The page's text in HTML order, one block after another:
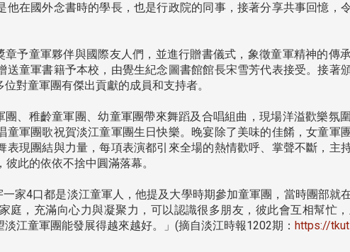
他在國外念書時的學長，也是行政院的同事，接著分享共事回憶，
予童軍夥伴與國際友人們，並進行贈書儀式，象徵童軍精神的傳
送童軍書籍予本校，由覺生紀念圖書館館長宋雪芳代表接受。接著
對童軍團有傑出貢獻的成員和支持者。
、稚齡童軍團、幼童軍團帶來舞蹈及合唱組曲，現場洋溢歡樂氛
童軍團歌祝賀淡江童軍團生日快樂。晚宴除了美味的佳餚，女童軍
表現團結與力量，每項表演都引來全場的熱情歡呼、掌聲不斷，主
此的依依不捨中圓滿落幕。
家4口都是淡江童軍人，他提及大學時期參加童軍團，當時團部就
庭，充滿向心力與凝聚力，可以認識很多朋友，彼此會互相幫忙
江童軍團能發展得越來越好。」(摘自淡江時報1202期： https://